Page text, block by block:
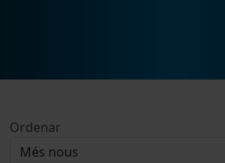
Ordenar